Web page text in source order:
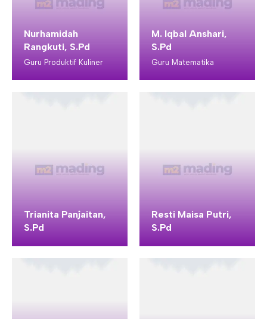
Nurhamidah
Rangkuti, S.Pd
Guru Produktif Kuliner
M. Iqbal Anshari,
S.Pd
Guru Matematika
Trianita Panjaitan,
S.Pd
Resti Maisa Putri,
S.Pd